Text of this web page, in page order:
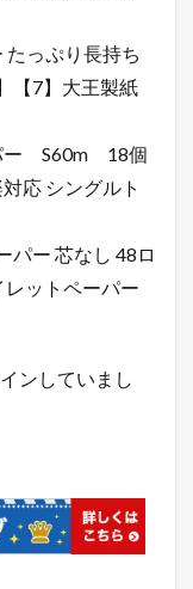
たっぷり長持ち
【7】大王製紙
ー S60m 18個
応 シングルト
パー 芯なし 48ロ
ットペーパー
ンしていまし